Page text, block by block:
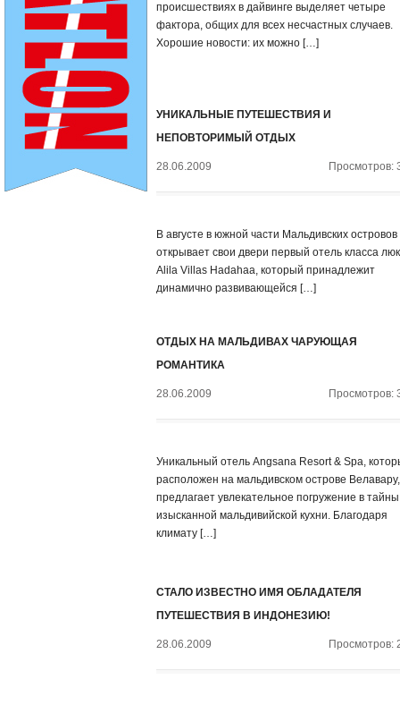
происшествиях в дайвинге выделяет четыре
фактора, общих для всех несчастных случаев.
Хорошие новости: их можно […]
УНИКАЛЬНЫЕ ПУТЕШЕСТВИЯ И
НЕПОВТОРИМЫЙ ОТДЫХ
28.06.2009 Просмотров:
В августе в южной части Мальдивских островов
открывает свои двери первый отель класса
Alila Villas Hadahaa, который принадлежит
динамично развивающейся […]
ОТДЫХ НА МАЛЬДИВАХ ЧАРУЮЩАЯ
РОМАНТИКА
28.06.2009 Просмотров:
Уникальный отель Angsana Resort & Spa,
расположен на мальдивском острове Велавару,
предлагает увлекательное погружение в тайны
изысканной мальдивийской кухни. Благодаря
климату […]
СТАЛО ИЗВЕСТНО ИМЯ ОБЛАДАТЕЛЯ
ПУТЕШЕСТВИЯ В ИНДОНЕЗИЮ!
28.06.2009 Просмотров: